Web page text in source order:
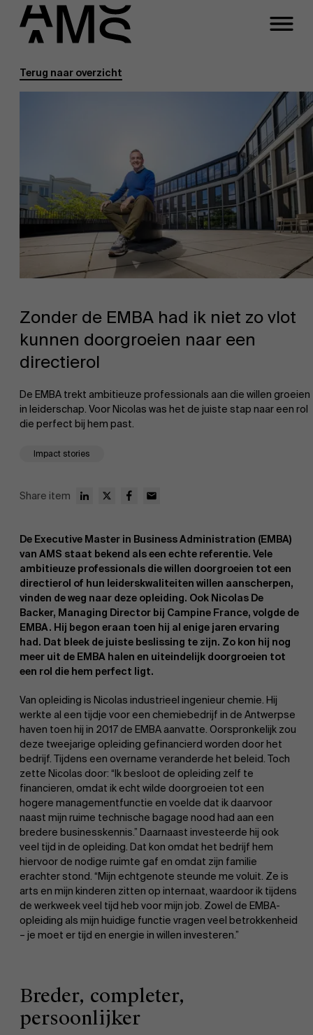
Programma's
Part-time programma's
Programma's op maat
Faculty
Terug naar overzicht
Impact stories
Zonder de EMBA had ik niet zo vlot
kunnen doorgroeien naar een
directierol
De EMBA trekt ambitieuze professionals aan die willen groeien
in leiderschap. Voor Nicolas was het de juiste stap naar een rol
die perfect bij hem past.
Share item
De Executive Master in Business Administration (EMBA)
van AMS staat bekend als een echte referentie. Vele
ambitieuze professionals die willen doorgroeien tot een
directierol of hun leiderskwaliteiten willen aanscherpen,
vinden de weg naar deze opleiding. Ook Nicolas De
Backer, Managing Director bij Campine France, volgde de
EMBA. Hij begon eraan toen hij al enige jaren ervaring
had. Dat bleek de juiste beslissing te zijn. Zo kon hij nog
meer uit de EMBA halen en uiteindelijk doorgroeien tot
een rol die hem perfect ligt.
Van opleiding is Nicolas industrieel ingenieur chemie. Hij
werkte al een tijdje voor een chemiebedrijf in de Antwerpse
haven toen hij in 2017 de EMBA aanvatte. Oorspronkelijk zou
deze tweejarige opleiding gefinancierd worden door het
bedrijf. Tijdens een overname veranderde het beleid. Toch
zette Nicolas door: “Ik besloot de opleiding zelf te
financieren, omdat ik echt wilde doorgroeien tot een
hogere managementfunctie en voelde dat ik daarvoor
naast mijn ruime technische bagage nood had aan een
bredere businesskennis.” Daarnaast investeerde hij ook
veel tijd in de opleiding. Dat kon omdat het bedrijf hem
hiervoor de nodige ruimte gaf en omdat zijn familie
erachter stond. “Mijn echtgenote steunde me voluit. Ze is
arts en mijn kinderen zitten op internaat, waardoor ik tijdens
de werkweek veel tijd heb voor mijn job. Zowel de EMBA-
opleiding als mijn huidige functie vragen veel betrokkenheid
– je moet er tijd en energie in willen investeren.”
Breder, completer,
persoonlijker